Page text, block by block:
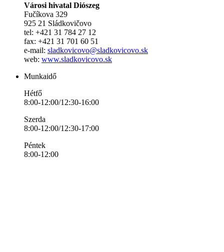
Városi hivatal Diószeg
Fučíkova 329
925 21 Sládkovičovo
tel: +421 31 784 27 12
fax: +421 31 701 60 51
e-mail: sladkovicovo@sladkovicovo.sk
web: www.sladkovicovo.sk
Munkaidő
Hétfő
8:00-12:00/12:30-16:00
Szerda
8:00-12:00/12:30-17:00
Péntek
8:00-12:00